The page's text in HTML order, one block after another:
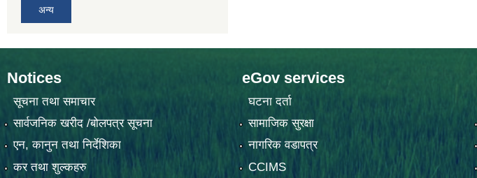
अन्य
Notices
सूचना तथा समाचार
सार्वजनिक खरीद /बोलपत्र सूचना
एन, कानुन तथा निर्देशिका
कर तथा शुल्कहरु
eGov services
घटना दर्ता
सामाजिक सुरक्षा
नागरिक वडापत्र
CCIMS